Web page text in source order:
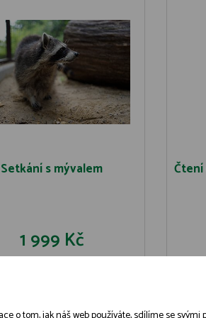
Setkání s mývalem
1 999 Kč